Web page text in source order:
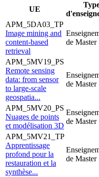
UE
APM_5DA03_TP
Image mining and
content-based
retrieval
de Master
APM_5MV19_PS
Remote sensing
data: from sensor
to large-scale
geospatia...
de Master
APM_5MV20_PS
Nuages de points
et modélisation 3D
de Master
APM_5MV21_TP
Apprentissage
profond pour la
restauration et la
synthèse...
de Master